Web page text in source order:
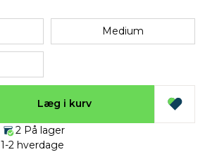
Medium
Læg i kurv
2 På lager
1-2 hverdage